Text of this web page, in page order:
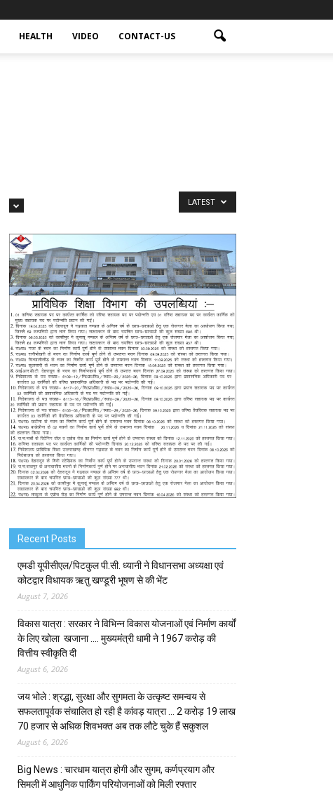
HEALTH VIDEO CONTACT-US
LATEST
Recent Posts
एमडी यूपीसीएल/पिटकुल पी.सी. ध्यानी ने विधानसभा अध्यक्षा एवं
कोटद्वार विधायक ऋतु खण्डूरी भूषण से की भेंट
August 7, 2026
विकास यात्रा : सरकार ने विभिन्न विकास योजनाओं एवं निर्माण कार्यों
के लिए खोला खजाना …. मुख्यमंत्री धामी ने ₹1967 करोड़ की
वित्तीय स्वीकृति दी
August 6, 2026
जय भोले : श्रद्धा, सुरक्षा और सुगमता के उत्कृष्ट समन्वय से
सफलतापूर्वक संचालित हो रही है कांवड़ यात्रा … 2 करोड़ 19 लाख
70 हजार से अधिक शिवभक्त अब तक लौटे चुके हैं सकुशल
August 6, 2026
Big News : चारधाम यात्रा होगी और सुगम, कर्णप्रयाग और
सिमली में आधुनिक पार्किंग परियोजनाओं को मिली रफ्तार